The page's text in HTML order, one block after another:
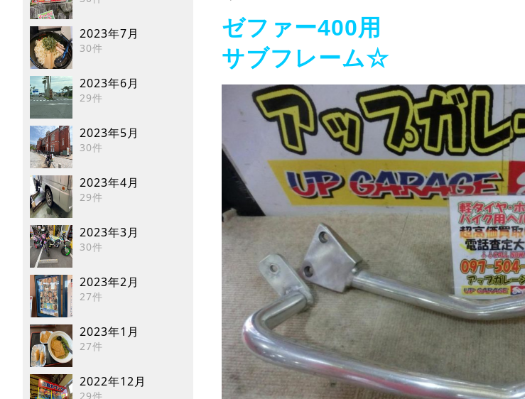
2023年7月
30件
2023年6月
29件
2023年5月
30件
2023年4月
29件
2023年3月
30件
2023年2月
27件
2023年1月
27件
2022年12月
29件
ゼファー400用
サブフレーム☆